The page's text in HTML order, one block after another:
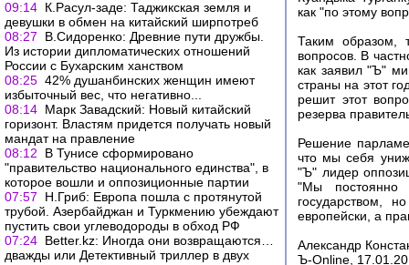
09:14 К.Расул-заде: Таджикская земля и
девушки в обмен на китайский ширпотреб
08:27
В.Сидоренко: Древние пути дружбы.
Из истории дипломатических отношений
России с Бухарским ханством
08:25 42% душанбинских женщин имеют
избыточный вес, что негативно...
08:14 Марк Завадский: Новый китайский
горизонт. Властям придется получать новый
мандат на правление
08:12
В Тунисе сформировано
"правительство национального единства", в
которое вошли и оппозиционные партии
07:57
Н.Гриб: Европа пошла с протянутой
трубой. Азербайджан и Туркмению убеждают
пустить свои углеводороды в обход РФ
07:24 Вetter.kz: Иногда они возвращаются…
дважды или Детективный триллер в двух
как "по этому
Таким образом,
вопросов. В
как заявил "Ъ"
страны на этот
решит этот
резерва
Решение
что мы себя
"Ъ" лидер
"Мы постоянно
государством,
европейски, а
Александр
Ъ-Online,